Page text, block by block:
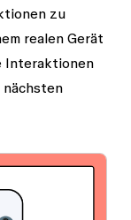
zu
realen Gerät
Interaktionen
nächsten